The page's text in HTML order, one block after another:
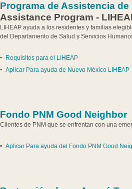
Programa de Assistencia
Assistance Program -
LIHEAP ayuda a los residentes y familias
del Departamento de Salud y Servicios
Requisitos para el LIHEAP
Aplicar Para ayuda de Nuevo México LIHEAP
Fondo PNM Good Neighbor
Clientes de PNM que se enfrentan con una
Aplicar Para ayuda del Fondo PNM Good